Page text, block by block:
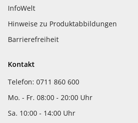
InfoWelt
Hinweise zu Produktabbildungen
Barrierefreiheit
Kontakt
Telefon: 0711 860 600
Mo. - Fr. 08:00 - 20:00 Uhr
Sa. 10:00 - 14:00 Uhr